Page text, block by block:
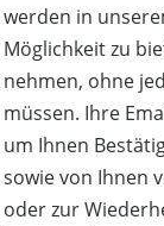
werden in
Möglichkeit zu
nehmen, ohne
müssen. Ihre
um Ihnen
sowie von Ihnen
oder zur